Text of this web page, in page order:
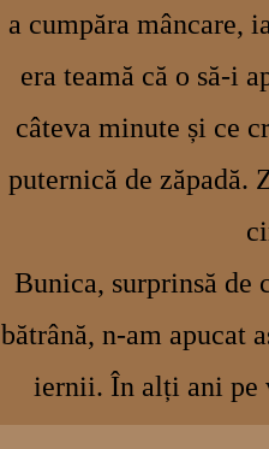
a cumpăra mâncare,
era teamă că o să-i
câteva minute și ce
puternică de zăpadă.
Bunica, surprinsă de
bătrână, n-am apucat
iernii. În alți ani pe